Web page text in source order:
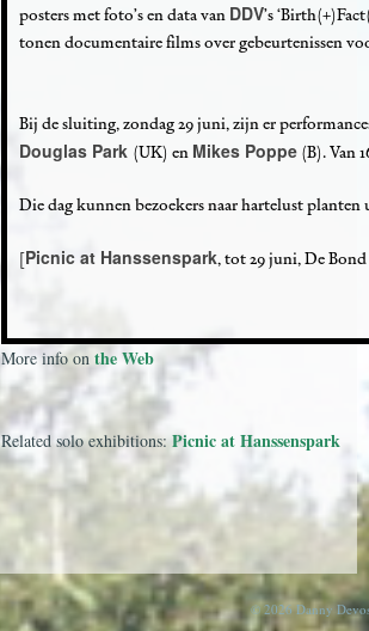
posters met foto’s en data van DDV’s
tonen documentaire films over gebeurtenissen
Bij de sluiting, zondag 29 juni, zijn er
Douglas Park (UK) en Mikes Poppe (B). Van
Die dag kunnen bezoekers naar hartelust
[Picnic at Hanssenspark, tot 29 juni, De
More info on the Web
Related solo exhibitions:Picnic at Hanssenspark
© 2026 Danny